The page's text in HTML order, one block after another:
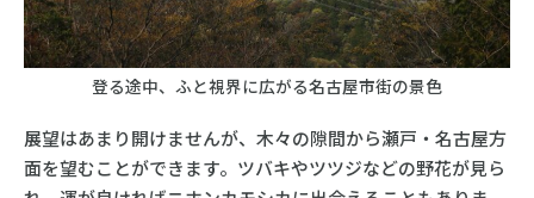
登る途中、ふと視界に広がる名古屋市街の景色
展望はあまり開けませんが、木々の隙間から瀬戸・名古屋方
面を望むことができます。ツバキやツツジなどの野花が見ら